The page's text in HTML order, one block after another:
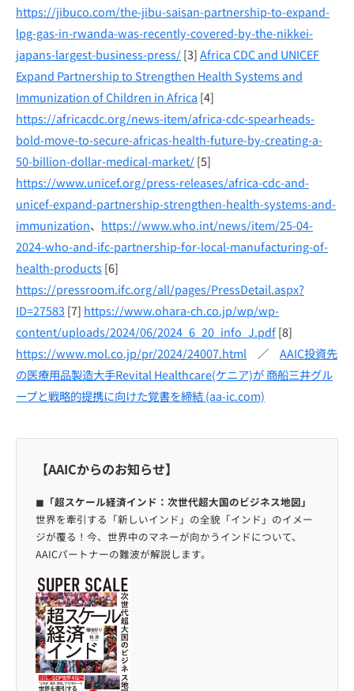
https://jibuco.com/the-jibu-saisan-partnership-to-expand-
lpg-gas-in-rwanda-was-recently-covered-by-the-nikkei-
japans-largest-business-press/[3]Africa CDC and UNICEF
Expand Partnership to Strengthen Health Systems and
Immunization of Children in Africa [4]
https://africacdc.org/news-item/africa-cdc-spearheads-
bold-move-to-secure-africas-health-future-by-creating-a-
50-billion-dollar-medical-market/[5]
https://www.unicef.org/press-releases/africa-cdc-and-
unicef-expand-partnership-strengthen-health-systems-and-
immunization、 https://www.who.int/news/item/25-04-
2024-who-and-ifc-partnership-for-local-manufacturing-of-
health-products[6]
https://pressroom.ifc.org/all/pages/PressDetail.aspx?
ID=27583[7] https://www.ohara-ch.co.jp/wp/wp-
content/uploads/2024/06/2024_6_20_info_J.pdf[8]
https://www.mol.co.jp/pr/2024/24007.html ／ AAIC投資先
の医療用品製造大手Revital Healthcare(ケニア)が 商船三井グル
ープと戦略的提携に向けた覚書を締結 (aa-ic.com)
【AAICからのお知らせ】
◼︎ 「超スケール経済インド：次世代超大国のビジネス地図」
世界を牽引する「新しいインド」の全貌「インド」のイメー
ジが覆る！今、世界中のマネーが向かうインドについて、
AAICパートナーの難波が解説します。